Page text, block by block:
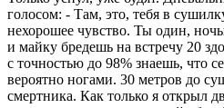
голосом: - Там, это, тебя в
нехорошее чувство. Ты один,
и майку бредешь на встречу 20
с точностью до 98% знаешь, что
вероятно ногами. 30 метров до
смертника. Как только я открыл